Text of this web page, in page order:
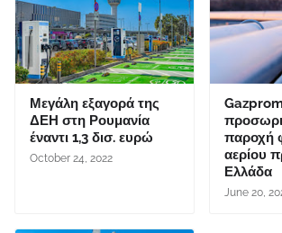
Μεγάλη εξαγορά της
ΔΕΗ στη Ρουμανία
έναντι 1,3 δισ. ευρώ
October 24, 2022
παροχή
αερίου
Ελλάδα
June 20,